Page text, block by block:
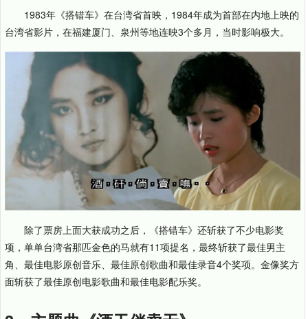
1983年《搭错车》在台湾省首映，1984年成为首部在内地上映的
台湾省影片，在福建厦门、泉州等地连映3个多月，当时影响极大。
除了票房上面大获成功之后，《搭错车》还斩获了不少电影奖
项，单单台湾省那匹金色的马就有11项提名，最终斩获了最佳男主
角、最佳电影原创音乐、最佳原创歌曲和最佳录音4个奖项。金像奖方
面斩获了最佳原创电影歌曲和最佳电影配乐奖。